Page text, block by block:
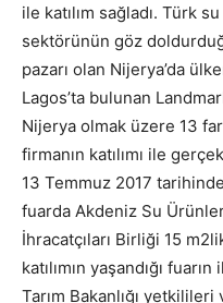
ile katılım sağladı. Türk
sektörünün göz
pazarı olan Nijerya’da
Lagos’ta bulunan
Nijerya olmak üzere 13
firmanın katılımı ile
13 Temmuz 2017
fuarda Akdeniz Su
İhracatçıları Birliği 15
katılımın yaşandığı
Tarım Bakanlığı